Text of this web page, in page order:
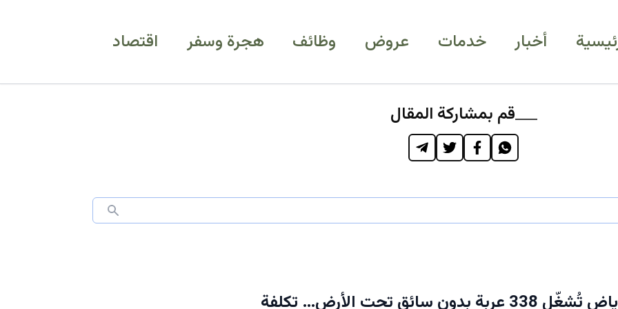
أخبار خدمات عروض وظائف هجرة وسفر اقتصاد
قم بمشاركة المقال
حصري: الرياض تُشغّل 338 عربة بدون سائق تحت الأرض… تكلفة